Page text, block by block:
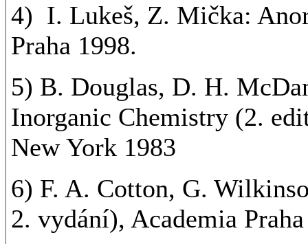
4) I. Lukeš, Z. Mička:
Praha 1998.
5) B. Douglas, D. H.
Inorganic Chemistry (2.
New York 1983
6) F. A. Cotton, G.
2. vydání), Academia